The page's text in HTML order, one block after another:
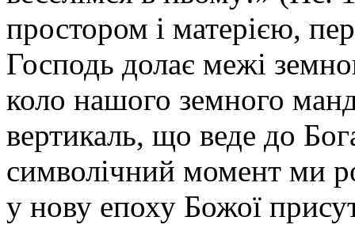
простором і матерією,
Господь долає межі
коло нашого земного
вертикаль, що веде до
символічний момент ми
у нову епоху Божої